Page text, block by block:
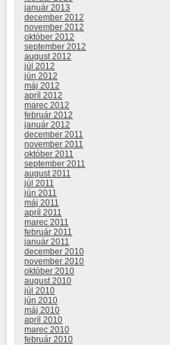
január 2013
december 2012
november 2012
október 2012
september 2012
august 2012
júl 2012
jún 2012
máj 2012
apríl 2012
marec 2012
február 2012
január 2012
december 2011
november 2011
október 2011
september 2011
august 2011
júl 2011
jún 2011
máj 2011
apríl 2011
marec 2011
február 2011
január 2011
december 2010
november 2010
október 2010
august 2010
júl 2010
jún 2010
máj 2010
apríl 2010
marec 2010
február 2010